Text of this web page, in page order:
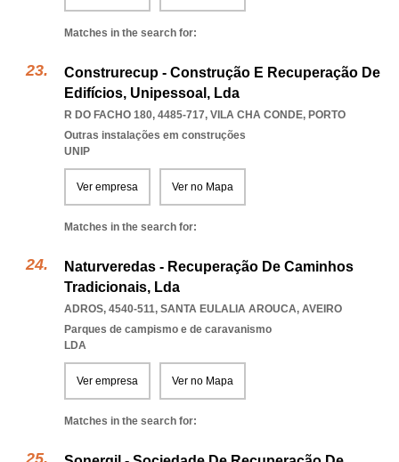
Matches in the search for:
Construrecup - Construção E Recuperação De
Edifícios, Unipessoal, Lda
R DO FACHO 180, 4485-717, VILA CHA CONDE, PORTO
Outras instalações em construções
UNIP
Ver empresa Ver no Mapa
Matches in the search for:
Naturveredas - Recuperação De Caminhos
Tradicionais, Lda
ADROS, 4540-511, SANTA EULALIA AROUCA, AVEIRO
Parques de campismo e de caravanismo
LDA
Ver empresa Ver no Mapa
Matches in the search for: